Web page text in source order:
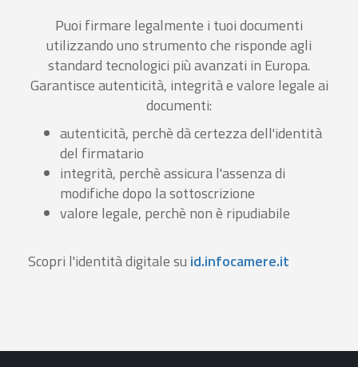
Puoi firmare legalmente i tuoi documenti
utilizzando uno strumento che risponde agli
standard tecnologici più avanzati in Europa.
Garantisce autenticità, integrità e valore legale ai
documenti:
autenticità, perchè dà certezza dell'identità
del firmatario
integrità, perchè assicura l'assenza di
modifiche dopo la sottoscrizione
valore legale, perchè non è ripudiabile
Scopri l'identità digitale su id.infocamere.it